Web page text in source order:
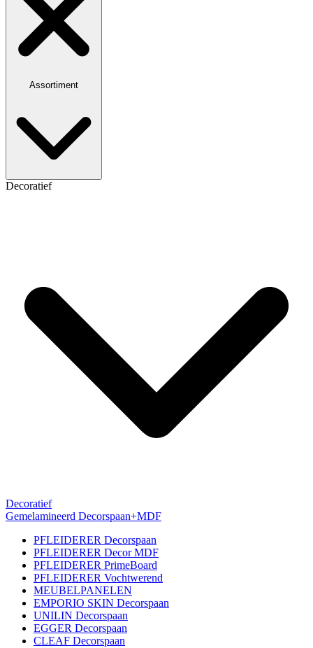
Assortiment
Decoratief
Decoratief
Gemelamineerd Decorspaan+MDF
PFLEIDERER Decorspaan
PFLEIDERER Decor MDF
PFLEIDERER PrimeBoard
PFLEIDERER Vochtwerend
MEUBELPANELEN
EMPORIO SKIN Decorspaan
UNILIN Decorspaan
EGGER Decorspaan
CLEAF Decorspaan